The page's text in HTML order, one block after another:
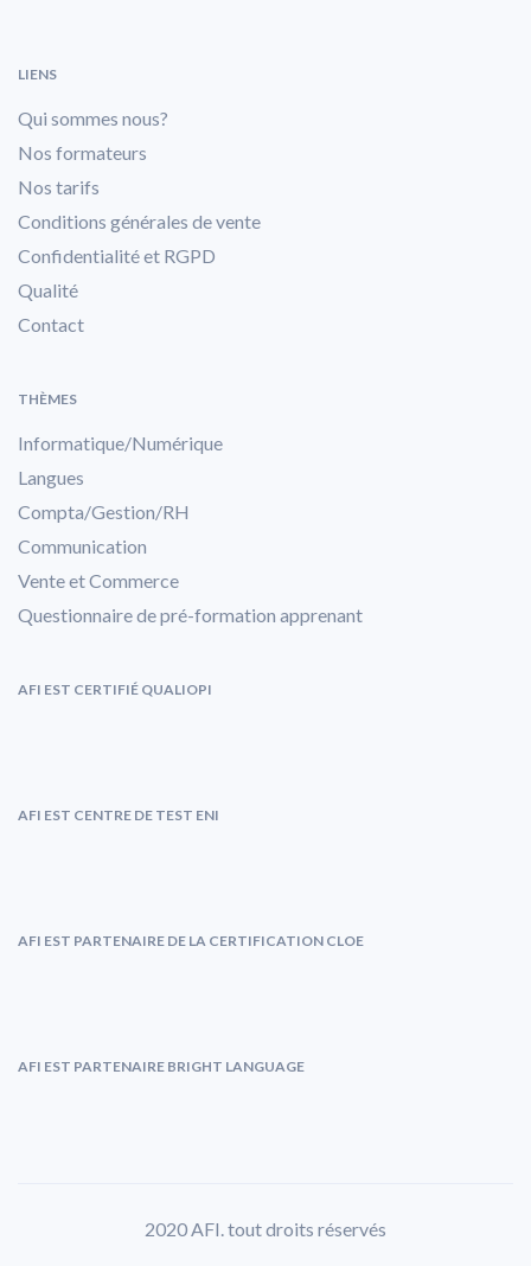
LIENS
Qui sommes nous?
Nos formateurs
Nos tarifs
Conditions générales de vente
Confidentialité et RGPD
Qualité
Contact
THÈMES
Informatique/Numérique
Langues
Compta/Gestion/RH
Communication
Vente et Commerce
Questionnaire de pré-formation apprenant
AFI EST CERTIFIÉ QUALIOPI
AFI EST CENTRE DE TEST ENI
AFI EST PARTENAIRE DE LA CERTIFICATION CLOE
AFI EST PARTENAIRE BRIGHT LANGUAGE
2020 AFI. tout droits réservés